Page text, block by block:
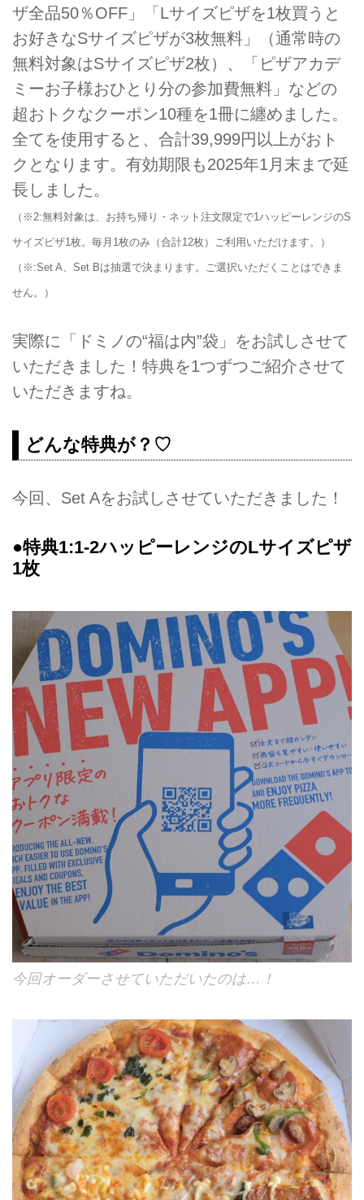
ザ全品50％OFF」「Lサイズピザを1枚買うと
お好きなSサイズピザが3枚無料」（通常時の
無料対象はSサイズピザ2枚）、「ピザアカデ
ミーお子様おひとり分の参加費無料」などの
超おトクなクーポン10種を1冊に纏めました。
全てを使用すると、合計39,999円以上がおト
クとなります。有効期限も2025年1月末まで延
長しました。
（※2:無料対象は、お持ち帰り・ネット注文限定で1ハッピーレンジのS
サイズピザ1枚。毎月1枚のみ（合計12枚）ご利用いただけます。）
（※:Set A、Set Bは抽選で決まります。ご選択いただくことはできま
せん。）
実際に「ドミノの“福は内”袋」をお試しさせて
いただきました！特典を1つずつご紹介させて
いただきますね。
どんな特典が？♡
今回、Set Aをお試しさせていただきました！
●特典1:1-2ハッピーレンジのLサイズピザ
1枚
今回オーダーさせていただいたのは…！